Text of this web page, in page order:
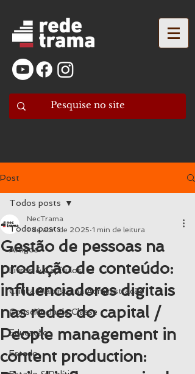
Post
Todos posts
Artigos
Livros & Capítulos
Crítica Marxista na Administração
Consciência de Classe
Educação
Estado
Todos posts
Gestão de pessoas na
produção de conteúdo:
influenciadores digitais
nas redes do capital /
People management in
content production:
NecTrama
1 de abr. de 2025 1 min de leitura